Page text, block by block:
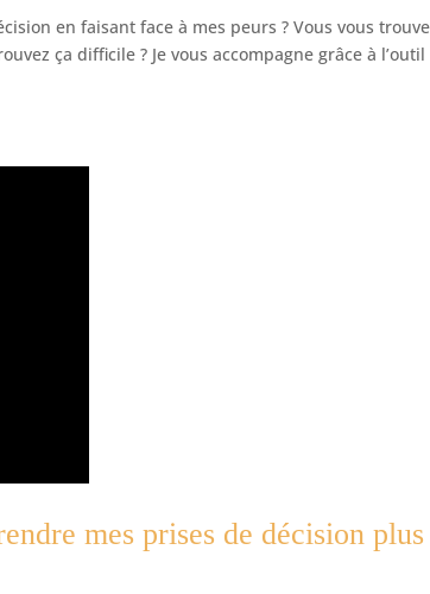
en faisant face à mes peurs ? Vous vous
ça difficile ? Je vous accompagne grâce à l’outil
mes prises de décision plus